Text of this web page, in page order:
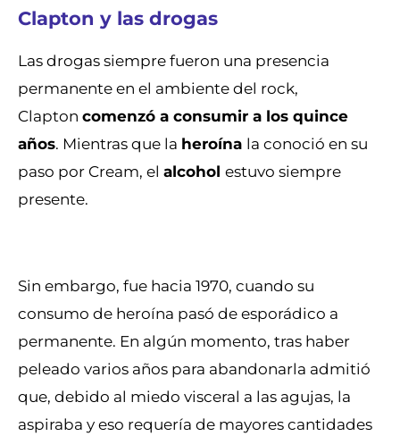
Clapton y las drogas
Las drogas siempre fueron una presencia
permanente en el ambiente del rock,
Clapton comenzó a consumir a los quince
años. Mientras que la heroína la conoció en su
paso por Cream, el alcohol estuvo siempre
presente.
Sin embargo, fue hacia 1970, cuando su
consumo de heroína pasó de esporádico a
permanente. En algún momento, tras haber
peleado varios años para abandonarla admitió
que, debido al miedo visceral a las agujas, la
aspiraba y eso requería de mayores cantidades